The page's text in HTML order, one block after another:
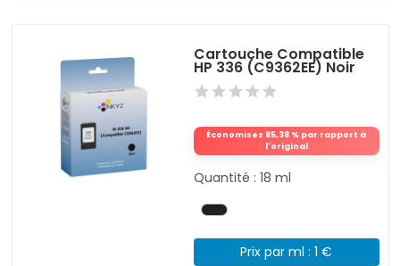
Cartouche Compatible
HP 336 (C9362EE) Noir
Économisez 85,38 % par rapport à
l'original
Quantité : 18 ml
Prix par ml : 1 €